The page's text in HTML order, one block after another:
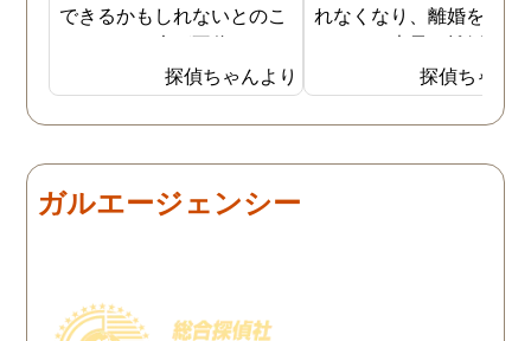
できるかもしれないとのこ
とでした。夫が不倫をして
いるのは確実なのですが、
私の証言だけでは効力が弱
いようです。弁護士のアド
の証拠を集めてもらうこと
にしました。夫は私への関
とはしょっちゅうです。次
の休みも休日出勤と称して
探偵ちゃんより
れなくなり、離婚を決意
ました。素早く離婚を成
させるためには夫の不倫
証拠を手に入れることが
っ取り早く、探偵に調査
行動パターンを伝え、予
探偵ちゃん
ガルエージェンシー